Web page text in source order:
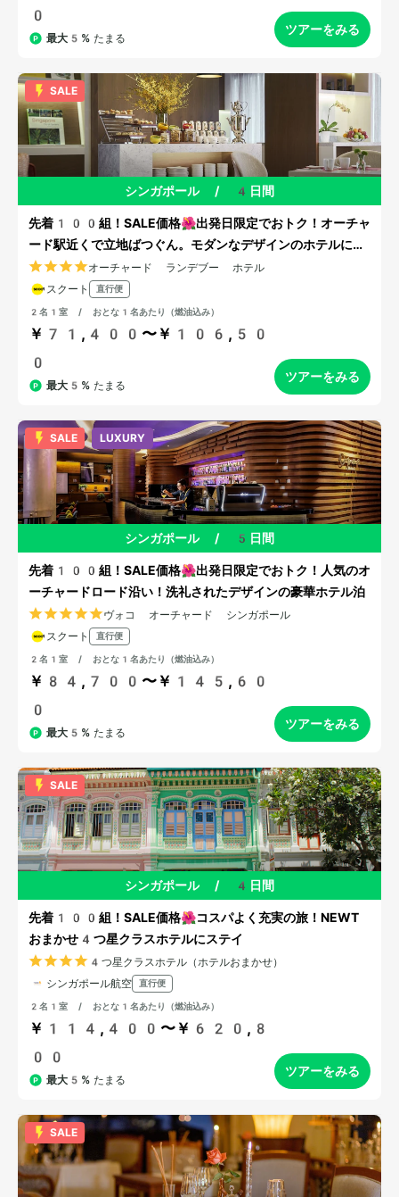
0
最大5% たまる
ツアーをみる
SALE
シンガポール / 4日間
先着100組！SALE価格🌺出発日限定でおトク！オーチャ
ード駅近くで立地ばつぐん。モダンなデザインのホテルに宿
泊
オーチャード ランデブー ホテル
スクート
直行便
2名1室 / おとな1名あたり（燃油込み）
￥71,400〜￥106,50
0
最大5% たまる
ツアーをみる
SALE LUXURY
シンガポール / 5日間
先着100組！SALE価格🌺出発日限定でおトク！人気のオ
ーチャードロード沿い！洗礼されたデザインの豪華ホテル泊
ヴォコ オーチャード シンガポール
スクート
直行便
2名1室 / おとな1名あたり（燃油込み）
￥84,700〜￥145,60
0
最大5% たまる
ツアーをみる
SALE
シンガポール / 4日間
先着100組！SALE価格🌺コスパよく充実の旅！NEWT
おまかせ4つ星クラスホテルにステイ
4つ星クラスホテル（ホテルおまかせ）
シンガポール航空
直行便
2名1室 / おとな1名あたり（燃油込み）
￥114,400〜￥620,8
00
最大5% たまる
ツアーをみる
SALE